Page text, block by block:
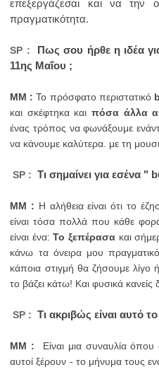
επεξεργάζεσαι και να την
πραγματικότητα.
SP :
Πως σου ήρθε η ιδέα
11ης Μαΐου ;
ΜΜ : Το πρόσφατο περιστατικό b
και σκέφτηκα καιπόσα άλλα
ένας τρόπος να φωνάξουμε
να κάνουμε καλύτερα. με τη
SP :Τι σημαίνει για εσένα
ΜΜ : Η αλήθεια είναι ότι το
είναι τόσα πολλά που κάθε
είναι ένα:Το ξεπέρασα και
κάνω τα όνειρα μου
κάποια στιγμή θα ζήσουμε
τo βάζει κάτω! Και φυσικά
SP :Τι ακριβώς είναι αυτό
ΜΜ : Είναι μια συναυλία
αυτοί ξέρουν - το μήνυμα τους